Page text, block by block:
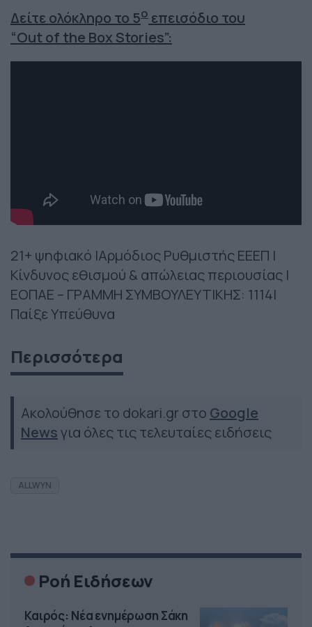
Δείτε ολόκληρο το 5ο επεισόδιο του
“Outof the Box Stories”:
21+ ψηφιακό |Αρμόδιος Ρυθμιστής ΕΕΕΠ |
Κίνδυνος εθισμού & απώλειας περιουσίας |
ΕΟΠΑΕ – ΓΡΑΜΜΗ ΣΥΜΒΟΥΛΕΥΤΙΚΗΣ: 1114|
Παίξε Υπεύθυνα
Περισσότερα
Ακολούθησε το dokari.gr στο Google
Newsγια όλες τις τελευταίες ειδήσεις
ALLWYN
Ροή Ειδήσεων
Καιρός: Νέα ενημέρωση Σάκη